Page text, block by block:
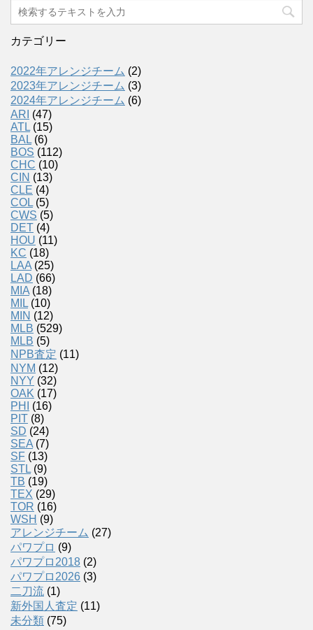
カテゴリー
2022年アレンジチーム (2)
2023年アレンジチーム (3)
2024年アレンジチーム (6)
ARI (47)
ATL (15)
BAL (6)
BOS (112)
CHC (10)
CIN (13)
CLE (4)
COL (5)
CWS (5)
DET (4)
HOU (11)
KC (18)
LAA (25)
LAD (66)
MIA (18)
MIL (10)
MIN (12)
MLB (529)
MLB (5)
NPB査定 (11)
NYM (12)
NYY (32)
OAK (17)
PHI
(16)
PIT (8)
SD (24)
SEA (7)
SF (13)
STL (9)
TB (19)
TEX (29)
TOR (16)
WSH (9)
アレンジチーム (27)
パワプロ (9)
パワプロ2018 (2)
パワプロ2026 (3)
二刀流 (1)
新外国人査定 (11)
未分類 (75)